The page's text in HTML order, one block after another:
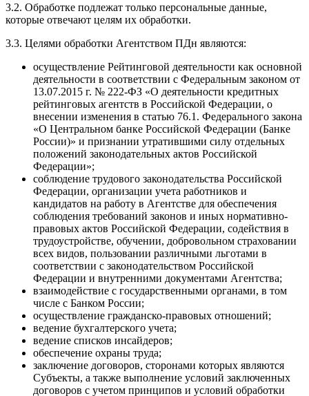
3.2. Обработке подлежат только персональные данные,
которые отвечают целям их обработки.
3.3. Целями обработки Агентством ПДн являются:
осуществление Рейтинговой деятельности как основной
деятельности в соответствии с Федеральным законом от
13.07.2015 г. № 222-ФЗ «О деятельности кредитных
рейтинговых агентств в Российской Федерации, о
внесении изменения в статью 76.1. Федерального закона
«О Центральном банке Российской Федерации (Банке
России)» и признании утратившими силу отдельных
положений законодательных актов Российской
Федерации»;
соблюдение трудового законодательства Российской
Федерации, организации учета работников и
кандидатов на работу в Агентстве для обеспечения
соблюдения требований законов и иных нормативно-
правовых актов Российской Федерации, содействия в
трудоустройстве, обучении, добровольном страховании
всех видов, пользовании различными льготами в
соответствии с законодательством Российской
Федерации и внутренними документами Агентства;
взаимодействие с государственными органами, в том
числе с Банком России;
осуществление гражданско-правовых отношений;
ведение бухгалтерского учета;
ведение списков инсайдеров;
обеспечение охраны труда;
заключение договоров, сторонами которых являются
Субъекты, а также выполнение условий заключенных
договоров с учетом принципов и условий обработки